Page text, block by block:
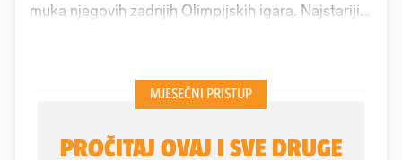
muka njegovih zadnjih Olimpijskih igara. Najstariji